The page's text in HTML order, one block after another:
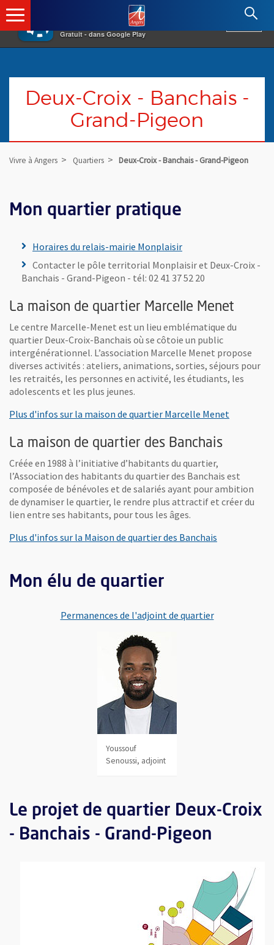
×
Gratuit - dans Google Play
Angers.fr : Retour à l'accueil
Deux-Croix - Banchais -
Grand-Pigeon
Vivre à Angers Quartiers Deux-Croix - Banchais - Grand-Pigeon
Mon quartier pratique
Horaires du relais-mairie Monplaisir
Contacter le pôle territorial Monplaisir et Deux-Croix -
Banchais - Grand-Pigeon - tél: 02 41 37 52 20
La maison de quartier Marcelle Menet
Le centre Marcelle-Menet est un lieu emblématique du
quartier Deux-Croix-Banchais où se côtoie un public
intergénérationnel. L’association Marcelle Menet propose
diverses activités : ateliers, animations, sorties, séjours pour
les retraités, les personnes en activité, les étudiants, les
adolescents et les plus jeunes.
Plus d'infos sur la maison de quartier Marcelle Menet
La maison de quartier des Banchais
Créée en 1988 à l’initiative d’habitants du quartier,
l’Association des habitants du quartier des Banchais est
composée de bénévoles et de salariés ayant pour ambition
de dynamiser le quartier, le rendre plus attractif et créer du
lien entre ses habitants, pour tous les âges.
Plus d'infos sur la Maison de quartier des Banchais
Mon élu de quartier
Permanences de l'adjoint de quartier
Youssouf
Senoussi, adjoint
Le projet de quartier Deux-Croix
- Banchais - Grand-Pigeon